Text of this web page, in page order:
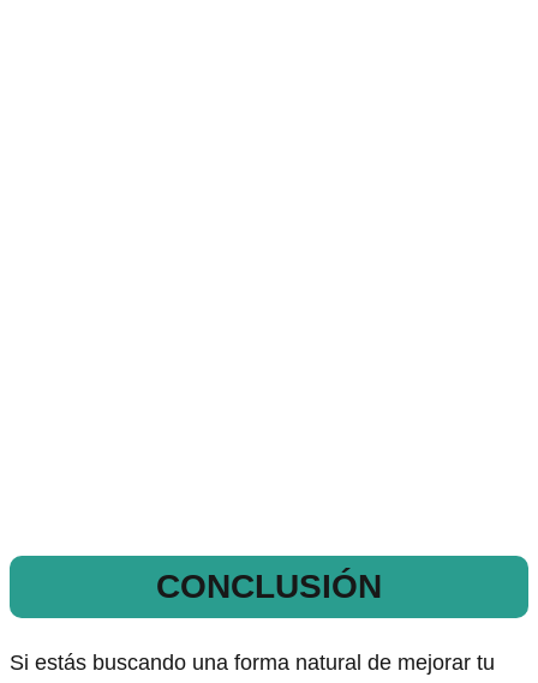
CONCLUSIÓN
Si estás buscando una forma natural de mejorar tu